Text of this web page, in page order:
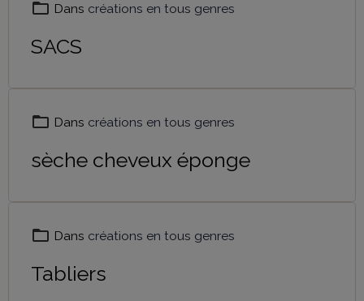
Dans créations en tous genres
SACS
Dans créations en tous genres
sèche cheveux éponge
Dans créations en tous genres
Tabliers